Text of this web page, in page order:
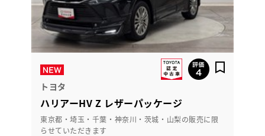
トヨタ
ハリアーHV Z レザーパッケージ
東京都・埼玉・千葉・神奈川・茨城・山梨の販売に限
らせていただきます